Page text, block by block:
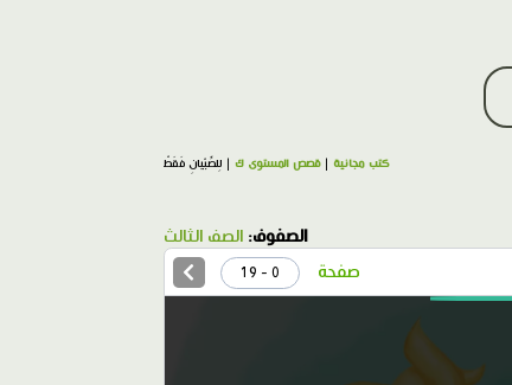
كتب مجانية |قصص المستوى ك | لِلصِّبْيانِ فَقَطْ
الصفوف: الصف الثالث
صفحة 0 - 19